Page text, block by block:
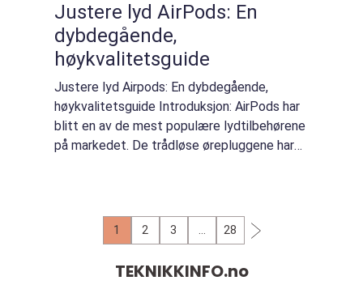
Justere lyd AirPods: En
dybdegående,
høykvalitetsguide
Justere lyd Airpods: En dybdegående,
høykvalitetsguide Introduksjon: AirPods har
blitt en av de mest populære lydtilbehørene
på markedet. De trådløse ørepluggene har
1 2 3 28
TEKNIKKINFO.no